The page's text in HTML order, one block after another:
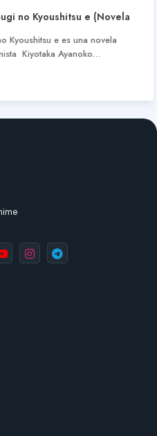
no Kyoushitsu e (Novela
Kyoushitsu e es una novela
Kiyotaka Ayanoko…